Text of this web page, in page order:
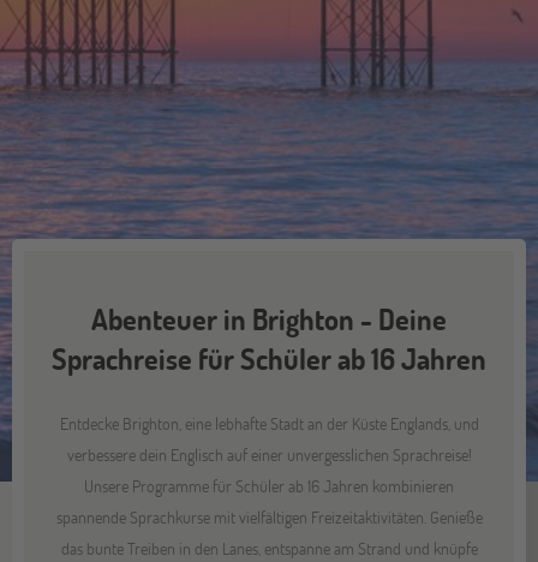
Abenteuer in Brighton - Deine
Sprachreise für Schüler ab 16 Jahren
Entdecke Brighton, eine lebhafte Stadt an der Küste Englands, und
verbessere dein Englisch auf einer unvergesslichen Sprachreise!
Unsere Programme für Schüler ab 16 Jahren kombinieren
spannende Sprachkurse mit vielfältigen Freizeitaktivitäten. Genieße
das bunte Treiben in den Lanes, entspanne am Strand und knüpfe